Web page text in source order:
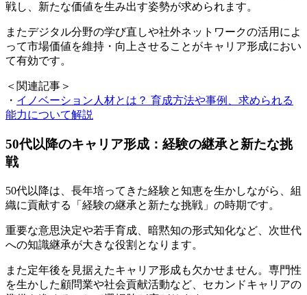
戦し、新たな価値を生み出す姿勢が求められます。
またデジタル分野の学び直しや社外ネットワークの活用によ
って市場価値を維持・向上させることがキャリア形成におい
て有効です。
＜関連記事＞
・ イノベーション人材とは？ 育成方法や事例、求められる
能力について解説
50代以降のキャリア形成：経験の継承と新たな挑
戦
50代以降は、長年培ってきた経験と知恵を生かしながら、組
織に貢献する「経験の継承と新たな挑戦」の時期です。
重要な意思決定や若手育成、暗黙知の形式知化など、次世代
への知識継承が大きな役割となります。
また定年後を見据えたキャリア形成も欠かせません。専門性
を生かした顧問業や社会貢献活動など、セカンドキャリアの